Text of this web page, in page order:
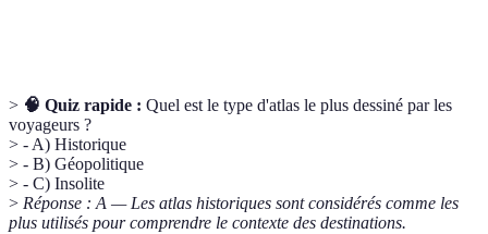
> 🧠 Quiz rapide : Quel est le type d'atlas le plus dessiné par les
voyageurs ?
> - A) Historique
> - B) Géopolitique
> - C) Insolite
> Réponse : A — Les atlas historiques sont considérés comme les
plus utilisés pour comprendre le contexte des destinations.